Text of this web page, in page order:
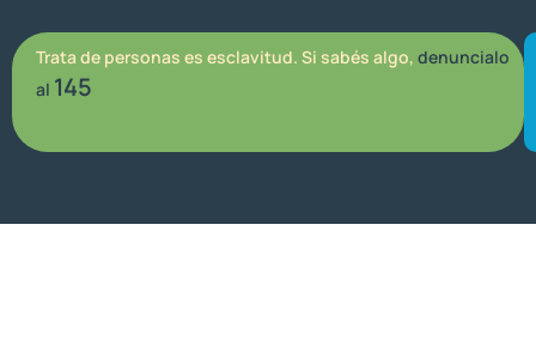
Trata de personas es esclavitud. Si sabés algo, denuncialo
al 145